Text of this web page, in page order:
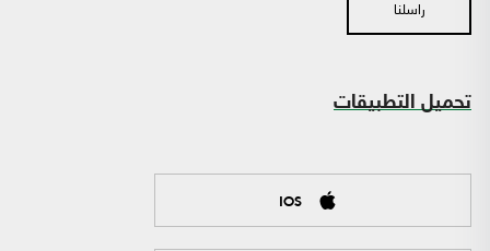
راسلنا
تحميل التطبيقات
IOS